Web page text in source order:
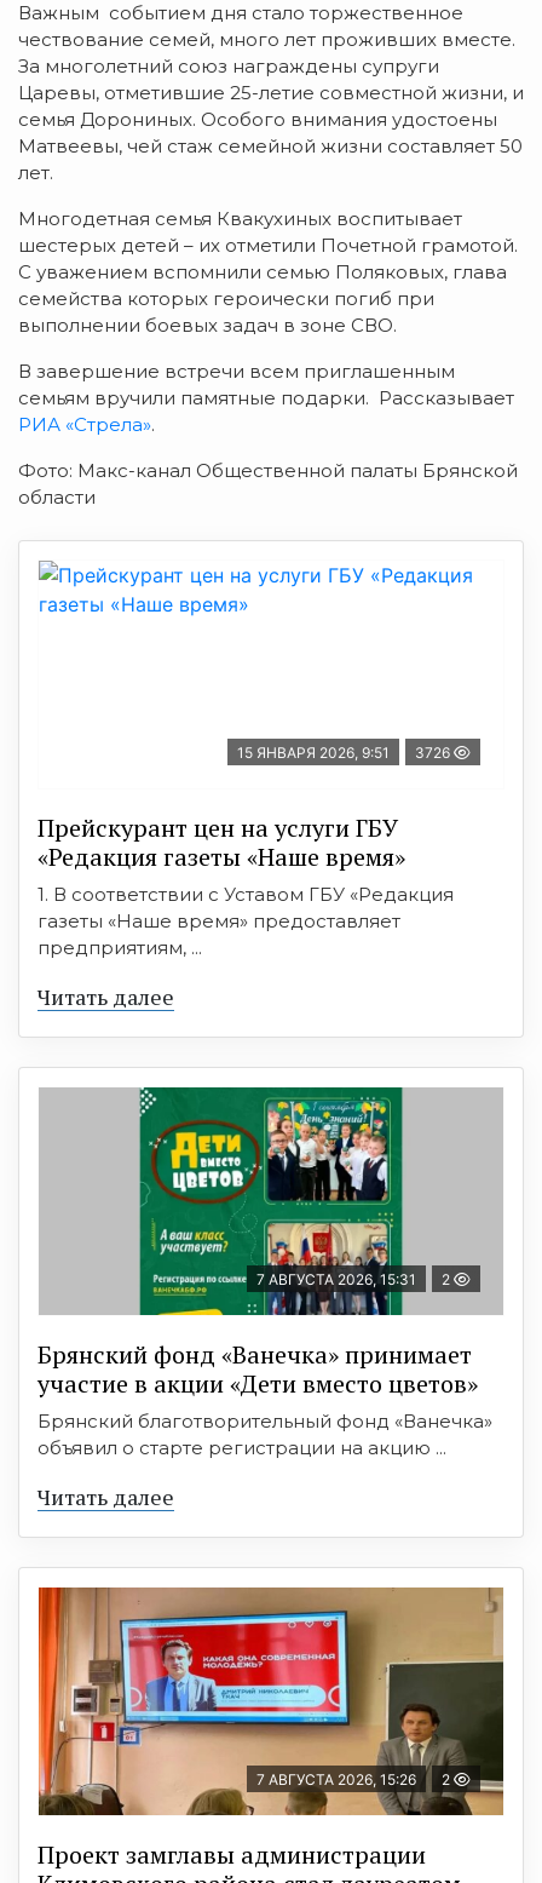
Важным событием дня стало торжественное
чествование семей, много лет проживших вместе.
За многолетний союз награждены супруги
Царевы, отметившие 25-летие совместной жизни, и
семья Дорониных. Особого внимания удостоены
Матвеевы, чей стаж семейной жизни составляет 50
лет.
Многодетная семья Квакухиных воспитывает
шестерых детей – их отметили Почетной грамотой.
С уважением вспомнили семью Поляковых, глава
семейства которых героически погиб при
выполнении боевых задач в зоне СВО.
В завершение встречи всем приглашенным
семьям вручили памятные подарки. Рассказывает
РИА «Стрела».
Фото: Макс-канал Общественной палаты Брянской
области
15 ЯНВАРЯ 2026, 9:51 3726
Прейскурант цен на услуги ГБУ
«Редакция газеты «Наше время»
1. В соответствии с Уставом ГБУ «Редакция
газеты «Наше время» предоставляет
предприятиям, ...
Читать далее
7 АВГУСТА 2026, 15:31 2
Брянский фонд «Ванечка» принимает
участие в акции «Дети вместо цветов»
Брянский благотворительный фонд «Ванечка»
объявил о старте регистрации на акцию ...
Читать далее
7 АВГУСТА 2026, 15:26 2
Проект замглавы администрации